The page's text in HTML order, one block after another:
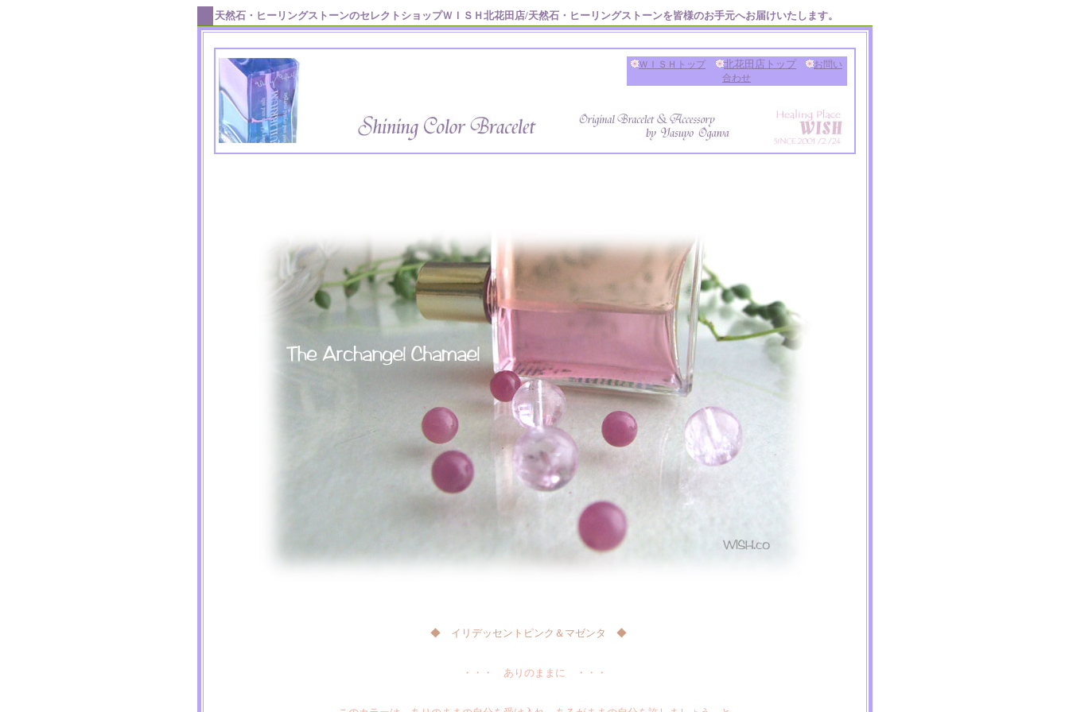
天然石・ヒーリングストーンのセレクトショップＷＩＳＨ北花田店/天然石・ヒーリングストーンを皆様のお手元へお届けいたします。
ＷＩＳＨトップ 北花田店トップ
お問い
合わせ
◆ イリデッセントピンク＆マゼンタ ◆
・・・ ありのままに ・・・